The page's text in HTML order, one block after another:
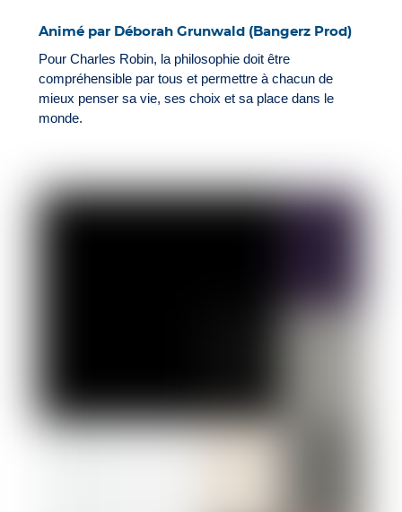
Animé par Déborah Grunwald (Bangerz Prod)
Pour Charles Robin, la philosophie doit être
compréhensible par tous et permettre à chacun de
mieux penser sa vie, ses choix et sa place dans le
monde.